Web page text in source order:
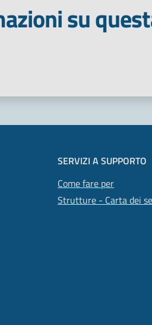
su
SERVIZI A SUPPORTO
Come fare per
Strutture - Carta dei